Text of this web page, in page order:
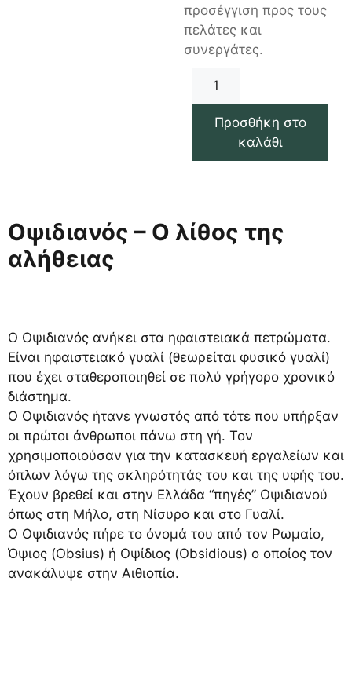
προσέγγιση προς τους
πελάτες και
συνεργάτες.
Προσθήκη στο
καλάθι
Οψιδιανός – Ο λίθος της
αλήθειας
Ο Οψιδιανός ανήκει στα ηφαιστειακά πετρώματα.
Είναι ηφαιστειακό γυαλί (θεωρείται φυσικό γυαλί)
που έχει σταθεροποιηθεί σε πολύ γρήγορο χρονικό
διάστημα.
Ο Οψιδιανός ήτανε γνωστός από τότε που υπήρξαν
οι πρώτοι άνθρωποι πάνω στη γή. Τον
χρησιμοποιούσαν για την κατασκευή εργαλείων και
όπλων λόγω της σκληρότητάς του και της υφής του.
Έχουν βρεθεί και στην Ελλάδα “πηγές” Οψιδιανού
όπως στη Μήλο, στη Νίσυρο και στο Γυαλί.
Ο Οψιδιανός πήρε το όνομά του από τον Ρωμαίο,
Όψιος (Obsius) ή Οψίδιος (Obsidious) ο οποίος τον
ανακάλυψε στην Αιθιοπία.